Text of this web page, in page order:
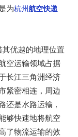
为杭州航空快递
优越的地理位置
空运输领域占据
长江三角洲经济
紧密相连，周边
还是水路运输，
够快速地将航空
了物流运输的效